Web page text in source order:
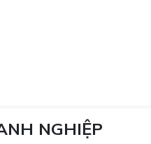
NGHIỆP